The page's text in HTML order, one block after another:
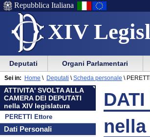
XIV
Menu
di
ausilio
alla
navigazione
Vai
Menu
di
navigazione
principale
Repubblica Italiana
Menu
di
navigazione
principale
Vai
menu
di
sezione
Deputati Organi Parlamentari
ATTIVITA' SVOLTA ALLA
CAMERA DEI DEPUTATI
nella XIV legislatura
PERETTI Ettore
Dati Personali
Sei in: Home \ Deputati \ Scheda personale \
nella